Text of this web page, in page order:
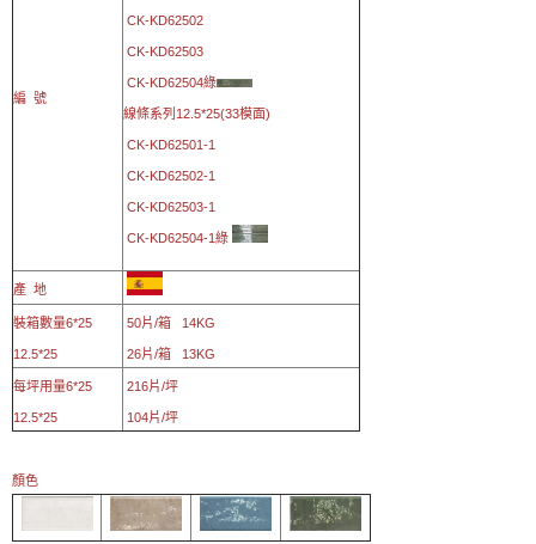
編 號
CK-KD62502
CK-KD62503
CK-KD62504綠
線條系列12.5*25(33模面)
CK-KD62501-1
CK-KD62502-1
CK-KD62503-1
CK-KD62504-1綠
產 地
裝箱數量6*25
12.5*25
50片/箱 14KG
26片/箱 13KG
每坪用量6*25
12.5*25
216片/坪
104片/坪
顏色